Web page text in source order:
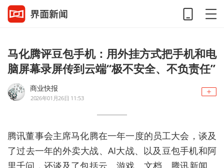
马化腾评豆包手机：用外挂方式把手机和电
脑屏幕录屏传到云端“极不安全、不负责任”
商业快报
2026年01月26日 11:53
腾讯董事会主席马化腾在一年一度的员工大会，谈及
了过去一年的外卖大战、AI大战、以及豆包手机和阿
里千问，还谈及了包括云、游戏、文档、腾讯新闻、